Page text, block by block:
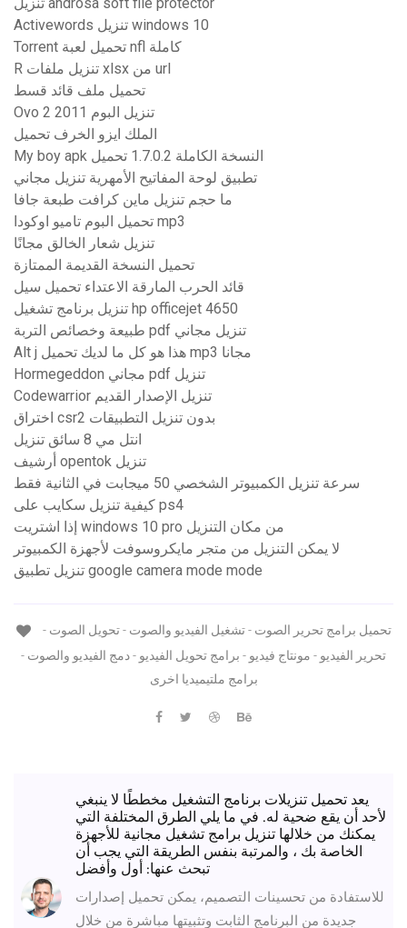
تنزيل androsa soft file protector
Activewords تنزيل windows 10
Torrent تحميل لعبة nfl كاملة
R تنزيل ملفات xlsx من url
تحميل ملف قائد قسط
Ovo 2 2011 تنزيل البوم
الملك ايزو الخرف تحميل
My boy apk النسخة الكاملة 1.7.0.2 تحميل
تطبيق لوحة المفاتيح الأمهرية تنزيل مجاني
ما حجم تنزيل ماين كرافت طبعة جافا
تحميل البوم تاميو اوكودا mp3
تنزيل شعار الخالق مجانًا
تحميل النسخة القديمة الممتازة
قائد الحرب المارقة الاعتداء تحميل سيل
تنزيل برنامج تشغيل hp officejet 4650
طبيعة وخصائص التربة pdf تنزيل مجاني
Alt j هذا هو كل ما لديك تحميل mp3 مجانا
Hormegeddon مجاني pdf تنزيل
Codewarrior تنزيل الإصدار القديم
اختراق csr2 بدون تنزيل التطبيقات
انتل مي 8 سائق تنزيل
أرشيف opentok تنزيل
سرعة تنزيل الكمبيوتر الشخصي 50 ميجابت في الثانية فقط
كيفية تنزيل سكايب على ps4
إذا اشتريت windows 10 pro من مكان التنزيل
لا يمكن التنزيل من متجر مايكروسوفت لأجهزة الكمبيوتر
تنزيل تطبيق google camera mode mode
تحرير الفيديو - مونتاج فيديو - برامج تحويل الفيديو - دمج الفيديو والصوت -
برامج ملتيميديا اخرى
يعد تحميل تنزيلات برنامج التشغيل مخططًا لا ينبغي
لأحد أن يقع ضحية له. في ما يلي الطرق المختلفة التي
يمكنك من خلالها تنزيل برامج تشغيل مجانية للأجهزة
الخاصة بك ، والمرتبة بنفس الطريقة التي يجب أن
تبحث عنها: أول وأفضل
للاستفادة من تحسينات التصميم، يمكن تحميل إصدارات
جديدة من البرنامج الثابت وتثبيتها مباشرة من خلال